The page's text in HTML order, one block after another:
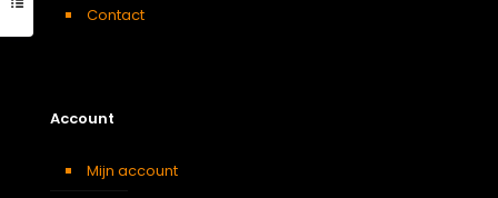
Contact
Account
Mijn account